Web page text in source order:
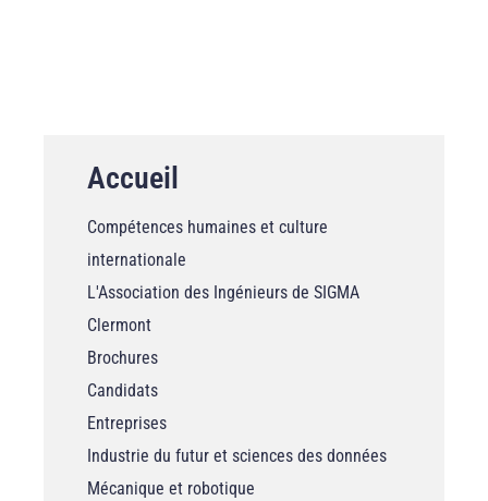
Accueil
Compétences humaines et culture
internationale
L'Association des Ingénieurs de SIGMA
Clermont
Brochures
Candidats
Entreprises
Industrie du futur et sciences des données
Mécanique et robotique